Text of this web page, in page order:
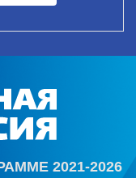
2021-2026